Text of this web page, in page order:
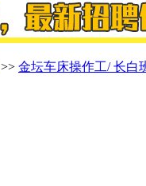
>> 金坛车床操作工/ 长白